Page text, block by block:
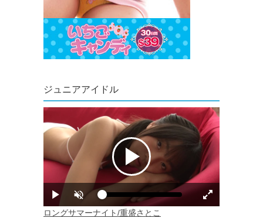
ジュニアアイドル